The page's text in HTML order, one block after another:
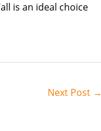
is an ideal choice
Next Post →